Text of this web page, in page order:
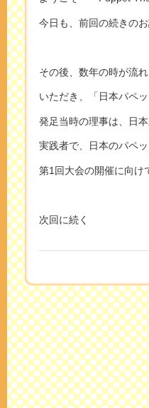
今日も、前回の続きのお
その後、数年の時が流
いただき、「日本パペ
発足当時の理事は、日
実践者で、日本のパペ
第1回大会の開催に向け
次回に続く